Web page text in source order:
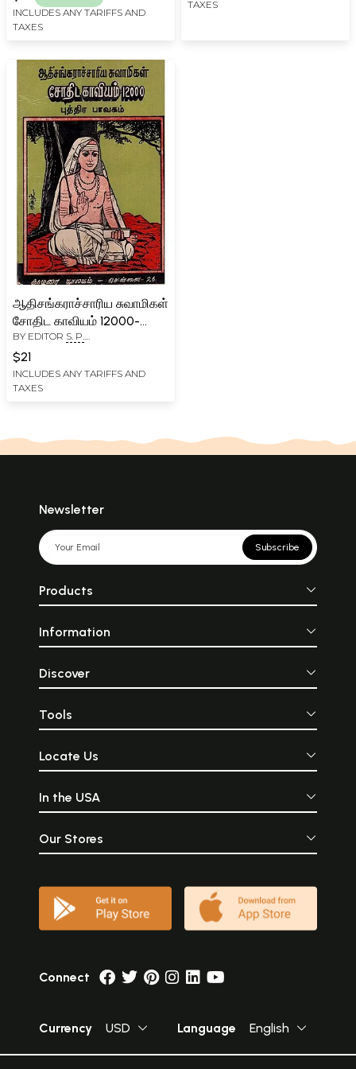
Yoga Bhavakam (Tamil)
INCLUDES ANY TARIFFS AND
TAXES
TAXES
ஆதிசங்கராச்சாரிய சுவாமிகள்
சோதிட காவியம் 12000-
புத்திர பாவகம்:
Adisankaracharya Swami
Sothida Kavyam 12000-
Putra Bhavakam (Tamil)-
BY EDITOR S. P.
RAMACHANDRAN
$21
INCLUDES ANY TARIFFS AND
TAXES
Newsletter
Subscribe
Products
Information
Discover
Tools
Locate Us
In the USA
Our Stores
Connect
Currency USD Language English